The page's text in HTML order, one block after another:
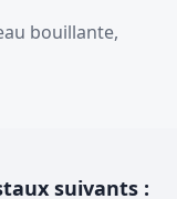
bouillante,
suivants :